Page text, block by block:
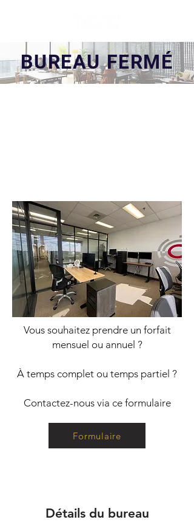
BUREAU FERMÉ
Vous souhaitez prendre un forfait
mensuel ou annuel ?
À temps complet ou temps partiel ?
Contactez-nous via ce formulaire
Formulaire
Détails du bureau